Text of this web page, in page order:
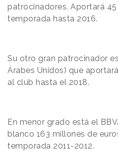
patrocinadores. Aportará
temporada hasta 2016.
Su otro gran patrocinador
Árabes Unidos) que aportará
al club hasta el 2018.
En menor grado está el
blanco 163 millones de
temporada 2011-2012.